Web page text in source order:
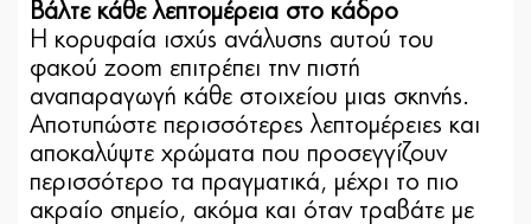
Βάλτε κάθε λεπτομέρεια στο κάδρο
Η κορυφαία ισχύς ανάλυσης αυτού του
φακού zoom επιτρέπει την πιστή
αναπαραγωγή κάθε στοιχείου μιας σκηνής.
Αποτυπώστε περισσότερες λεπτομέρειες και
αποκαλύψτε χρώματα που προσεγγίζουν
περισσότερο τα πραγματικά, μέχρι το πιο
ακραίο σημείο, ακόμα και όταν τραβάτε με